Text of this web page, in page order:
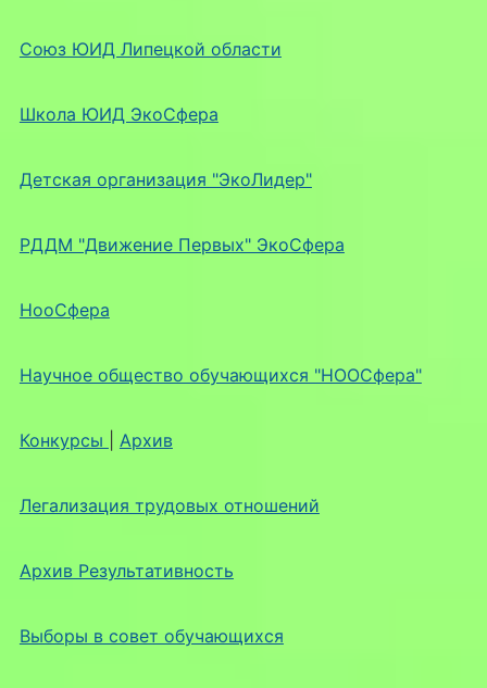
Союз ЮИД Липецкой области
Школа ЮИД ЭкоСфера
Детская организация "ЭкоЛидер"
РДДМ "Движение Первых" ЭкоСфера
НооСфера
Научное общество обучающихся "НООСфера"
Конкурсы Архив
Легализация трудовых отношений
Архив Результативность
Выборы в совет обучающихся